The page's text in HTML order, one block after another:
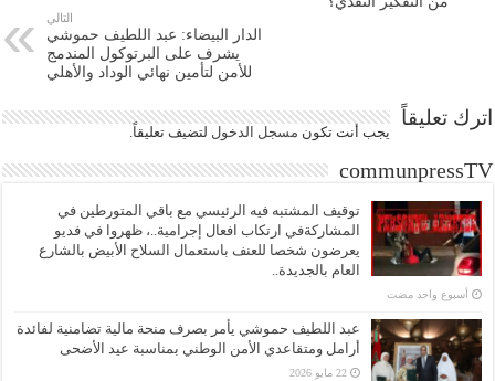
التالي
الدار البيضاء: عبد اللطيف حموشي
يشرف على البرتوكول المندمج
للأمن لتأمين نهائي الوداد والأهلي
اترك تعليقاً
يجب أنت تكون مسجل الدخول لتضيف تعليقاً.
communpressTV
توقيف المشتبه فيه الرئيسي مع باقي المتورطين في
المشاركةفي ارتكاب افعال إجرامية..، ظهروا في فديو
يعرضون شخصا للعنف باستعمال السلاح الأبيض بالشارع
العام بالجديدة..
‏أسبوع واحد مضت
عبد اللطيف حموشي يأمر بصرف منحة مالية تضامنية لفائدة
أرامل ومتقاعدي الأمن الوطني بمناسبة عيد الأضحى
22 مايو 2026